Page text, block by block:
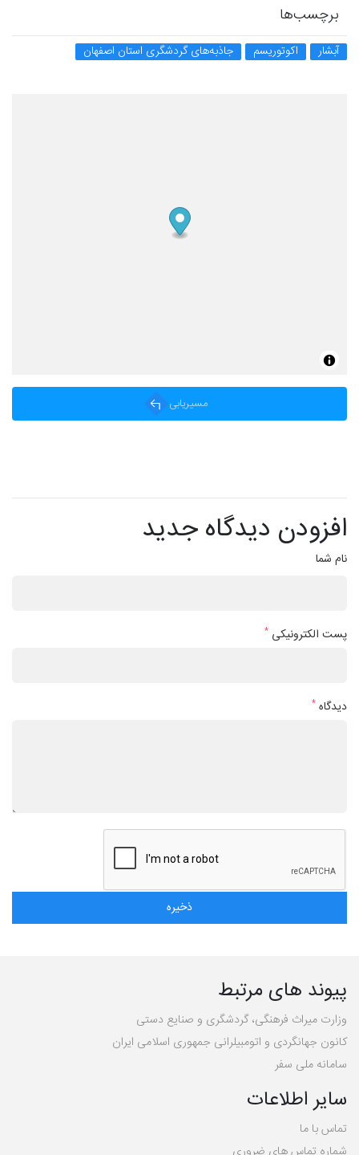
مسیریابی
برچسب‌ها
آبشار اکوتوریسم جاذبه‌های گردشگری استان اصفهان
افزودن دیدگاه جدید
نام شما
پست الکترونیکی *
دیدگاه *
پیوند های مرتبط
وزارت میراث فرهنگی، گردشگری و صنایع دستی
کانون جهانگردی و اتومبیلرانی جمهوری اسلامی ایران
سامانه ملی سفر
سایر اطلاعات
تماس با ما